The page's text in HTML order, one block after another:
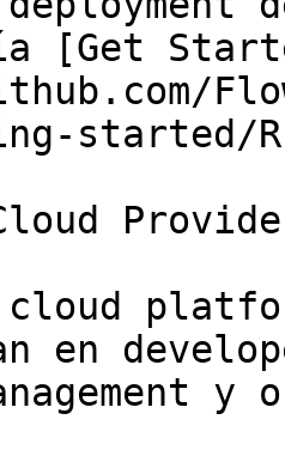
[Get
started/
cloud
en
y